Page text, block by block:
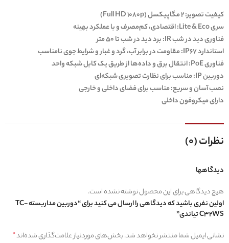
کیفیت تصویر:2 مگاپیکسل (Full HD 1080p)
سری Lite & Eco:
اقتصادی، کم‌مصرف و با عملکرد بهینه
فناوری دید در شب IR:
برد دید در شب تا 50 متر
استاندارد IP67:
مقاومت در برابر آب، گرد و غبار و شرایط جوی نامناسب
فناوری PoE:
انتقال برق و داده‌ها از طریق یک کابل شبکه واحد
دوربین IP:
مناسب برای نظارت تصویری شبکه‌ای
نصب آسان و سریع:مناسب برای فضای داخلی و خارجی
دارای میکروفون داخلی
نظرات (0)
دیدگاهها
هیچ دیدگاهی برای این محصول نوشته نشده است.
اولین نفری باشید که دیدگاهی را ارسال می کنید برای “دوربین مداربسته TC-
C32WS تیاندی”
نشانی ایمیل شما منتشر نخواهد شد.بخش‌های موردنیاز علامت‌گذاری شده‌اند*